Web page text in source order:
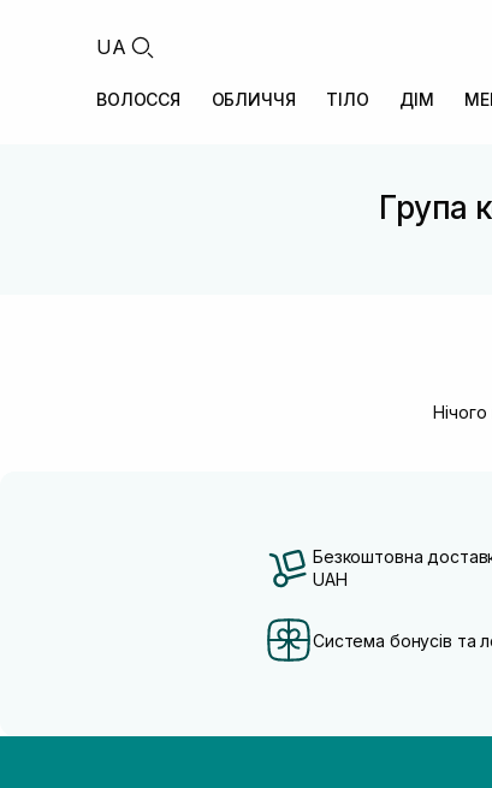
UA
ВОЛОССЯ ОБЛИЧЧЯ ТІЛО ДІМ
Група
Безкоштовна
UAH
Система бонусів та